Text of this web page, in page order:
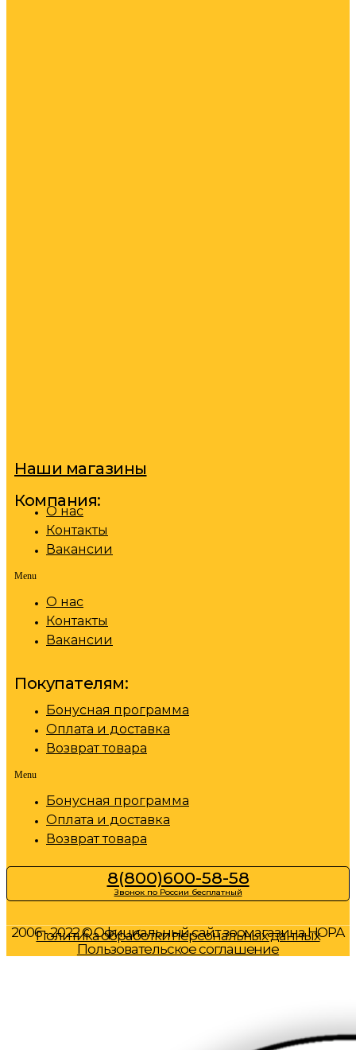
Наши магазины
Компания:
О нас
Контакты
Вакансии
Menu
О нас
Контакты
Вакансии
Покупателям:
Бонусная программа
Оплата и доставка
Возврат товара
Menu
Бонусная программа
Оплата и доставка
Возврат товара
8(800)600-58-58
Звонок по России бесплатный
2006 - 2022 © Официальный сайт зоомагазина НОРА
Политика обработки персональных данных
Пользовательское соглашение